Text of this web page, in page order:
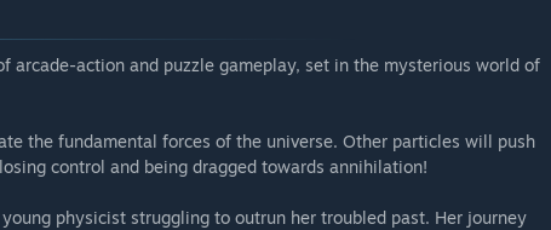
arcade-action and puzzle gameplay, set in the mysterious world of
the fundamental forces of the universe. Other particles will push
control and being dragged towards annihilation!
physicist struggling to outrun her troubled past. Her journey